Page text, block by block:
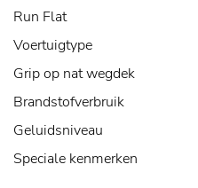
Run Flat
Voertuigtype
Grip op nat wegdek
Brandstofverbruik
Geluidsniveau
Speciale kenmerken